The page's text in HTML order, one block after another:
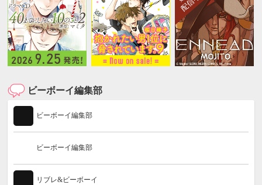
ビーボーイ編集部
ビーボーイ編集部
ビーボーイ編集部
リブレ&ビーボーイ